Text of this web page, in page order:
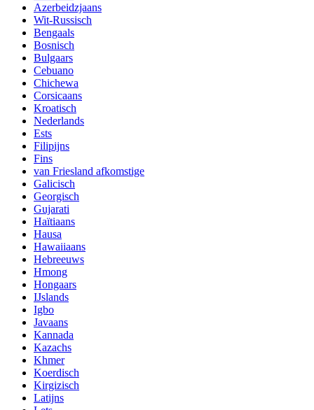
Azerbeidzjaans
Wit-Russisch
Bengaals
Bosnisch
Bulgaars
Cebuano
Chichewa
Corsicaans
Kroatisch
Nederlands
Ests
Filipijns
Fins
van Friesland afkomstige
Galicisch
Georgisch
Gujarati
Haïtiaans
Hausa
Hawaiiaans
Hebreeuws
Hmong
Hongaars
IJslands
Igbo
Javaans
Kannada
Kazachs
Khmer
Koerdisch
Kirgizisch
Latijns